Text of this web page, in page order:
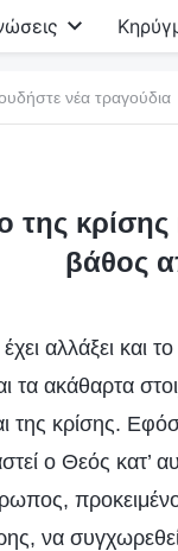
νέα τραγούδια
της κρίσης
βάθος
αλλάξει και
τα ακάθαρτα
της κρίσης.
ο Θεός κατ’
να